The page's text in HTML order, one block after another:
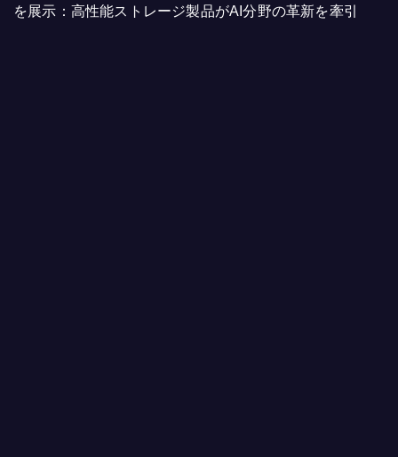
を展示：高性能ストレージ製品がAI分野の革新を牽引